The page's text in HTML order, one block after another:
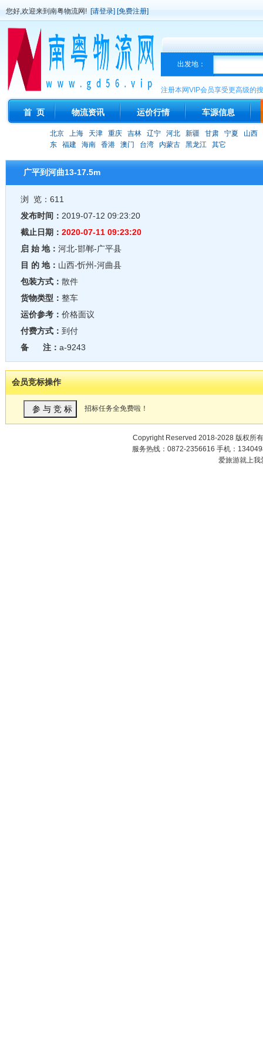
您好,欢迎来到南粤物流网! [请登录] [免费注册]
出发地：
注册本网VIP会员享受更高级的
首 页 物流资讯 运价行情 车源信息
北京 上海 天津 重庆 吉林 辽宁 河北 新疆 甘肃 宁夏
山西
东
福建 海南 香港 澳门 台湾 内蒙古 黑龙江 其它
广平到河曲13-17.5m
浏 览：611
发布时间： 2019-07-12 09:23:20
截止日期： 2020-07-11 09:23:20
启 始 地： 河北-邯郸-广平县
目 的 地： 山西-忻州-河曲县
包装方式： 散件
货物类型： 整车
运价参考： 价格面议
付费方式： 到付
备 注： a-9243
会员竞标操作
招标任务全免费啦！
Copyright Reserved 2018-2028 版权所
服务热线：0872-2356616 手机：
爱旅游就上我